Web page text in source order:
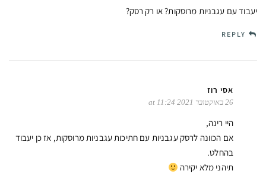
יעבוד עם עגבניות מרוסקות? או רק רסק?
REPLY
אסי רוז
26 באוקטובר 2021 at 11:24
היי רינה,
אם הכוונה לרסק עגבניות עם חתיכות עגבניות מרוסקות, אז כן יעבוד
בהחלט.
תיהני מלא יקירה